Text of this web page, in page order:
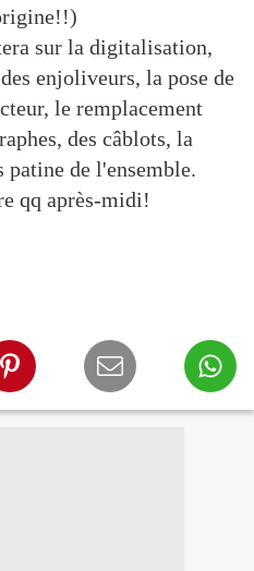
sur la digitalisation,
enjoliveurs, la pose de
le remplacement
des câblots, la
patine de l'ensemble.
qq après-midi!